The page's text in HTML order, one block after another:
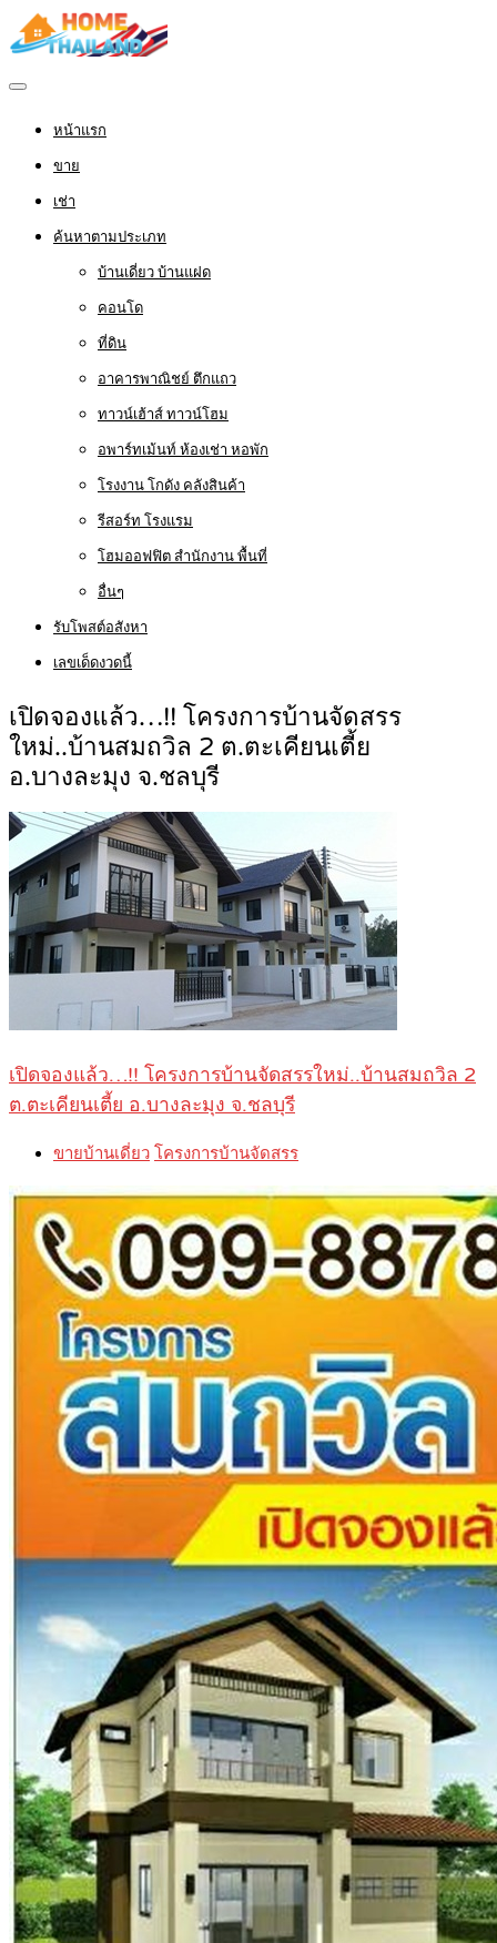
หน้าแรก
ขาย
เช่า
ค้นหาตามประเภท
บ้านเดี่ยว บ้านแฝด
คอนโด
ที่ดิน
อาคารพาณิชย์ ตึกแถว
ทาวน์เฮ้าส์ ทาวน์โฮม
อพาร์ทเม้นท์ ห้องเช่า หอพัก
โรงงาน โกดัง คลังสินค้า
รีสอร์ท โรงแรม
โฮมออฟฟิต สำนักงาน พื้นที่
อื่นๆ
รับโพสต์อสังหา
เลขเด็ดงวดนี้
เปิดจองแล้ว…!! โครงการบ้านจัดสรร
ใหม่..บ้านสมถวิล 2 ต.ตะเคียนเตี้ย
อ.บางละมุง จ.ชลบุรี
เปิดจองแล้ว…!! โครงการบ้านจัดสรรใหม่..บ้านสมถวิล 2
ต.ตะเคียนเตี้ย อ.บางละมุง จ.ชลบุรี
ขายบ้านเดี่ยว โครงการบ้านจัดสรร